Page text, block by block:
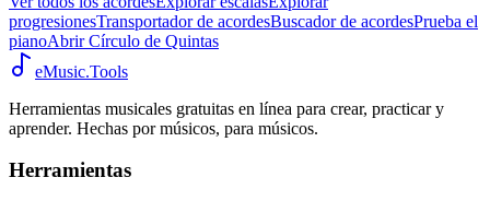
progresionesTransportador de acordesBuscador de acordesPrueba el
pianoAbrir Círculo de Quintas
eMusic.Tools
Herramientas musicales gratuitas en línea para crear, practicar y
aprender. Hechas por músicos, para músicos.
Herramientas